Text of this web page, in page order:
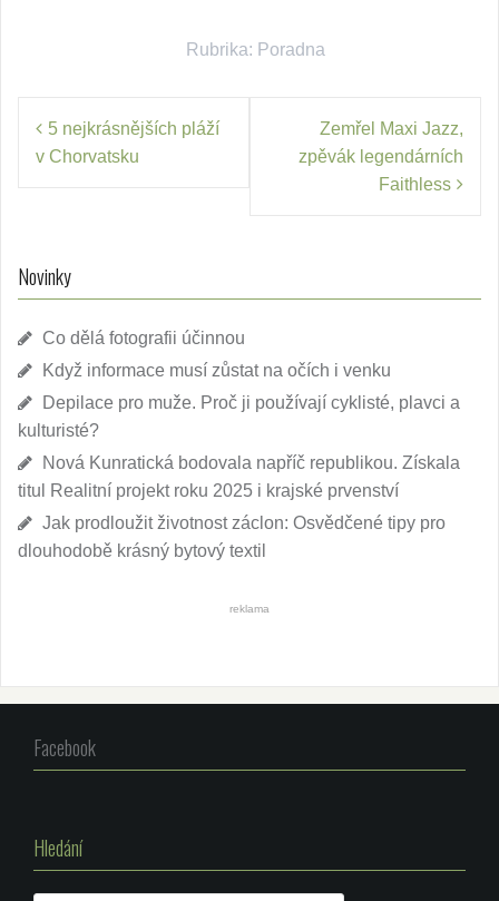
Rubrika: Poradna
Navigace
pro5 nejkrásnějších pláží
v Chorvatsku
Zemřel Maxi Jazz,
zpěvák legendárních
Faithless
Novinky
Co dělá fotografii účinnou
Když informace musí zůstat na očích i venku
Depilace pro muže. Proč ji používají cyklisté, plavci a
kulturisté?
Nová Kunratická bodovala napříč republikou. Získala
titul Realitní projekt roku 2025 i krajské prvenství
Jak prodloužit životnost záclon: Osvědčené tipy pro
dlouhodobě krásný bytový textil
reklama
Facebook
Hledání